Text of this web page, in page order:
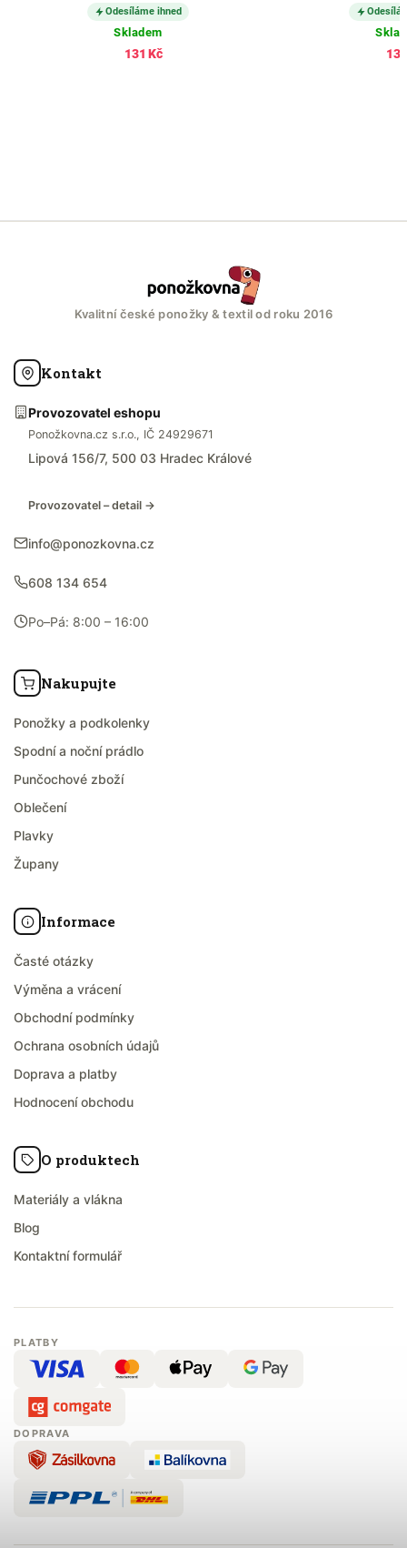
Kvalitní české ponožky & textil od roku 2016
Kontakt
Provozovatel eshopu
Ponožkovna.cz s.r.o., IČ 24929671
Lipová 156/7, 500 03 Hradec Králové
Provozovatel – detail →
info@ponozkovna.cz
608 134 654
Po–Pá: 8:00 – 16:00
Nakupujte
Ponožky a podkolenky
Spodní a noční prádlo
Punčochové zboží
Oblečení
Plavky
Župany
Informace
Časté otázky
Výměna a vrácení
Obchodní podmínky
Ochrana osobních údajů
Doprava a platby
Hodnocení obchodu
O produktech
Materiály a vlákna
Blog
Kontaktní formulář
PLATBY
DOPRAVA